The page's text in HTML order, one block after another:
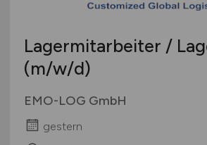
Lagermitarbeiter /
(m/w/d)
EMO-LOG GmbH
gestern